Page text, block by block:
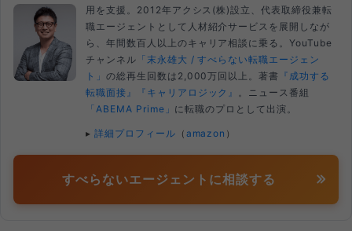
用を支援。2012年アクシス(株)設立、代表取締役兼転
職エージェントとして人材紹介サービスを展開しなが
ら、年間数百人以上のキャリア相談に乗る。YouTube
チャンネル 「末永雄大 / すべらない転職エージェン
ト」 の総再生回数は2,000万回以上。著書 『成功する
転職面接』
『キャリアロジック』
。ニュース番組
「ABEMA Prime」 に転職のプロとして出演。
▸ 詳細プロフィール （ amazon ）
すべらないエージェントに相談する